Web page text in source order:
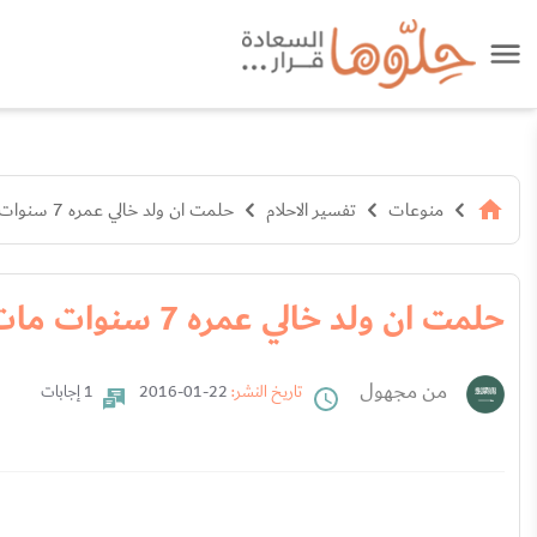
منوعات تفسير الاحلام حلمت ان ولد خالي عمره 7 سنوات مات
حلمت ان ولد خالي عمره 7 سنوات مات
من مجهول تاريخ النشر: 1 إجابات